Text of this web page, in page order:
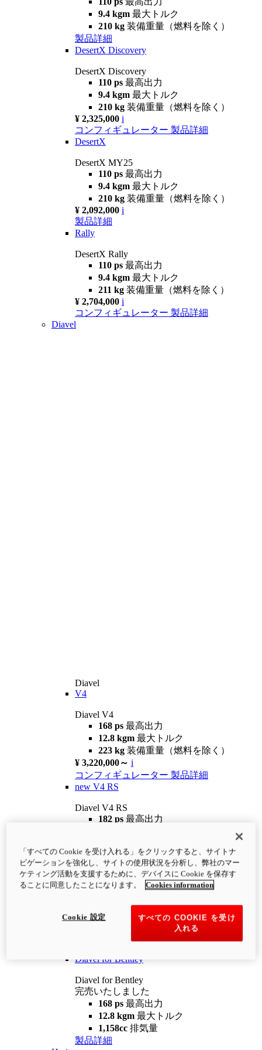
9.4 kgm 最大トルク
210 kg 装備重量（燃料を除く）
製品詳細
DesertX Discovery
DesertX Discovery
110 ps 最高出力
9.4 kgm 最大トルク
210 kg 装備重量（燃料を除く）
¥ 2,325,000 i
コンフィギュレーター 製品詳細
DesertX
DesertX MY25
110 ps 最高出力
9.4 kgm 最大トルク
210 kg 装備重量（燃料を除く）
¥ 2,092,000 i
製品詳細
Rally
DesertX Rally
110 ps 最高出力
9.4 kgm 最大トルク
211 kg 装備重量（燃料を除く）
¥ 2,704,000 i
コンフィギュレーター 製品詳細
Diavel
Diavel
V4
Diavel V4
168 ps 最高出力
12.8 kgm 最大トルク
223 kg 装備重量（燃料を除く）
¥ 3,220,000～ i
コンフィギュレーター 製品詳細
new V4 RS
Diavel V4 RS
182 ps 最高出力
¥4,400,000 i
コンフィギュレーター 製品詳細
newV4 RS 100
12.2 kgm
最大トルク
装備重量（燃料を除く）
Diavel for Bentley
Diavel for Bentley
完売いたしました
168 ps 最高出力
12.8 kgm 最大トルク
1,158cc 排気量
製品詳細
「すべての Cookie を受け入れる」をクリックすると、サイトナ
ビゲーションを強化し、サイトの使用状況を分析し、弊社のマー
ケティング活動を支援するために、デバイスに Cookie を保存す
ることに同意したことになります。
Cookies information
すべての COOKIE を受け
入れる
Cookie 設定